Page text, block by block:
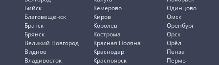
Бийск
Благовещенск
Братск
Брянск
Великий Новгород
Видное
Владивосток
Кемерово
Киров
Королев
Кострома
Красная Поляна
Краснодар
Красноярск
Одинцово
Омск
Оренбург
Орск
Орёл
Пенза
Пермь